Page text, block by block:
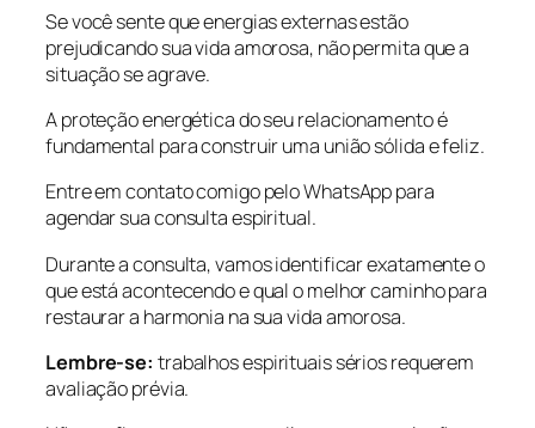
Se você sente que energias externas estão
prejudicando sua vida amorosa, não permita que a
situação se agrave.
A proteção energética do seu relacionamento é
fundamental para construir uma união sólida e feliz.
Entre em contato comigo pelo WhatsApp para
agendar sua consulta espiritual.
Durante a consulta, vamos identificar exatamente o
que está acontecendo e qual o melhor caminho para
restaurar a harmonia na sua vida amorosa.
Lembre-se: trabalhos espirituais sérios requerem
avaliação prévia.